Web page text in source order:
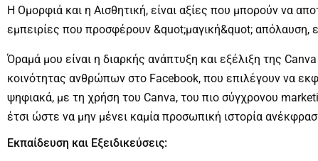
Η Ομορφιά και η Αισθητική, είναι αξίες που μπορούν να
εμπειρίες που προσφέρουν &quot;μαγική&quot; απόλαυση,
Όραμά μου είναι η διαρκής ανάπτυξη και εξέλιξη της
κοινότητας ανθρώπων στο Facebook, που επιλέγουν να
ψηφιακά, με τη χρήση του Canva, του πιο σύγχρονου
έτσι ώστε να μην μένει καμία προσωπική ιστορία
Εκπαίδευση και Εξειδικεύσεις: